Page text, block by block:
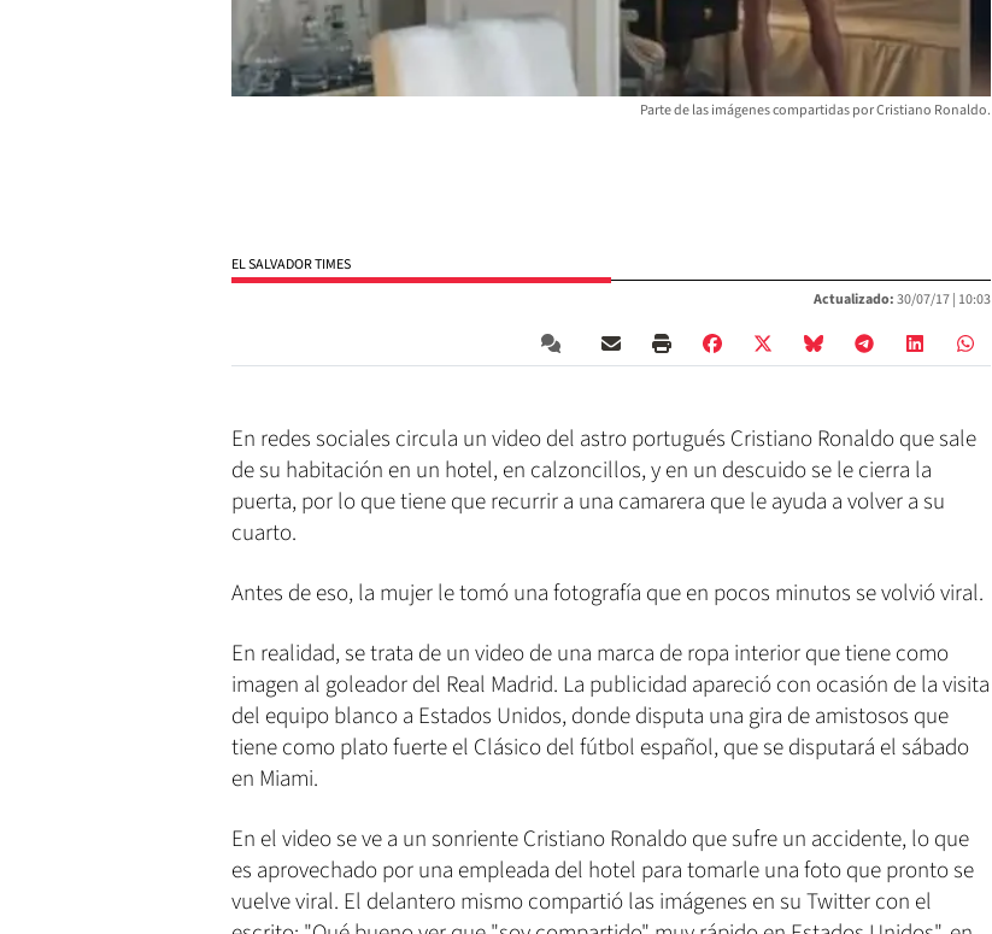
Parte de las imágenes compartidas por Cristiano Ronaldo.
EL SALVADOR TIMES
Actualizado:30/07/17 | 10:03
En redes sociales circula un video del astro portugués Cristiano Ronaldo que sale
de su habitación en un hotel, en calzoncillos, y en un descuido se le cierra la
puerta, por lo que tiene que recurrir a una camarera que le ayuda a volver a su
cuarto.
Antes de eso, la mujer le tomó una fotografía que en pocos minutos se volvió viral.
En realidad, se trata de un video de una marca de ropa interior que tiene como
imagen al goleador del Real Madrid. La publicidad apareció con ocasión de la visita
del equipo blanco a Estados Unidos, donde disputa una gira de amistosos que
tiene como plato fuerte el Clásico del fútbol español, que se disputará el sábado
en Miami.
En el video se ve a un sonriente Cristiano Ronaldo que sufre un accidente, lo que
es aprovechado por una empleada del hotel para tomarle una foto que pronto se
vuelve viral. El delantero mismo compartió las imágenes en su Twitter con el